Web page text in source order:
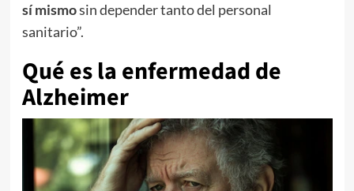
sí mismosin depender tanto del personal
sanitario”.
Qué es la enfermedad de
Alzheimer